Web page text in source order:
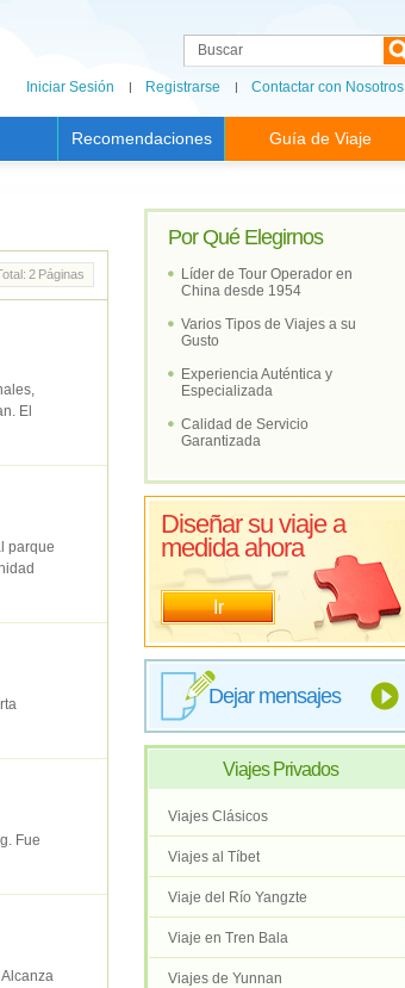
Iniciar Sesión Registrarse Contactar con Nosotros
Recomendaciones Guía de Viaje
Por Qué Elegirnos
Líder de Tour Operador en
China desde 1954
Varios Tipos de Viajes a su
Gusto
Experiencia Auténtica y
Especializada
Calidad de Servicio
Garantizada
Diseñar su viaje a
medida ahora
Ir
Dejar mensajes
Viajes Privados
Viajes Clásicos
Viajes al Tíbet
Viaje del Río Yangzte
Viaje en Tren Bala
Viajes de Yunnan
2 Páginas
El
parque
Fue